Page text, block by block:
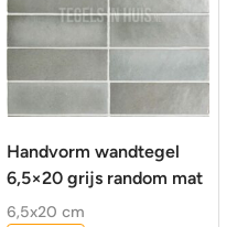
Handvorm wandtegel
6,5×20 grijs random mat
6,5x20 cm